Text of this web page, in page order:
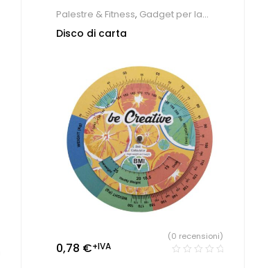
Palestre & Fitness, Gadget per la
persona, Gadget Sport e Tempo
Disco di carta
0,78 €+IVA
(0 recensioni)